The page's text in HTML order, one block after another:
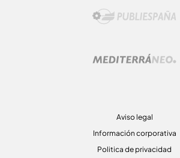
Aviso legal
Información corporativa
Politica de privacidad